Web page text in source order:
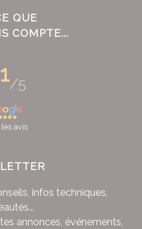
QUE
COMPTE...
/5
les avis
infos techniques,
annonces, événements,